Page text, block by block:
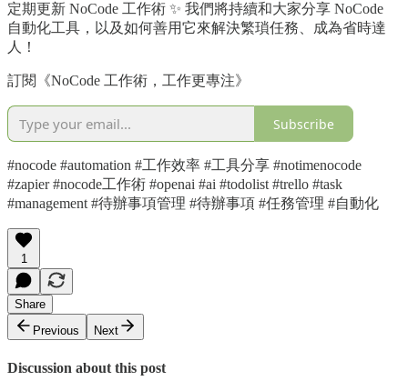
定期更新 NoCode 工作術 ✨ 我們將持續和大家分享 NoCode
自動化工具，以及如何善用它來解決繁瑣任務、成為省時達
人！
訂閱《NoCode 工作術，工作更專注》
Subscribe
#nocode #automation #工作效率 #工具分享 #notimenocode
#zapier #nocode工作術 #openai #ai #todolist #trello #task
#management #待辦事項管理 #待辦事項 #任務管理 #自動化
1
Share
Previous
Next
Discussion about this post